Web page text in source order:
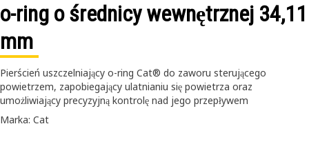
o-ring o średnicy wewnętrznej 34,11
mm
Pierścień uszczelniający o-ring Cat® do zaworu sterującego
powietrzem, zapobiegający ulatnianiu się powietrza oraz
umożliwiający precyzyjną kontrolę nad jego przepływem
Marka: Cat